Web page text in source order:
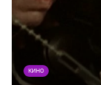
КИНО